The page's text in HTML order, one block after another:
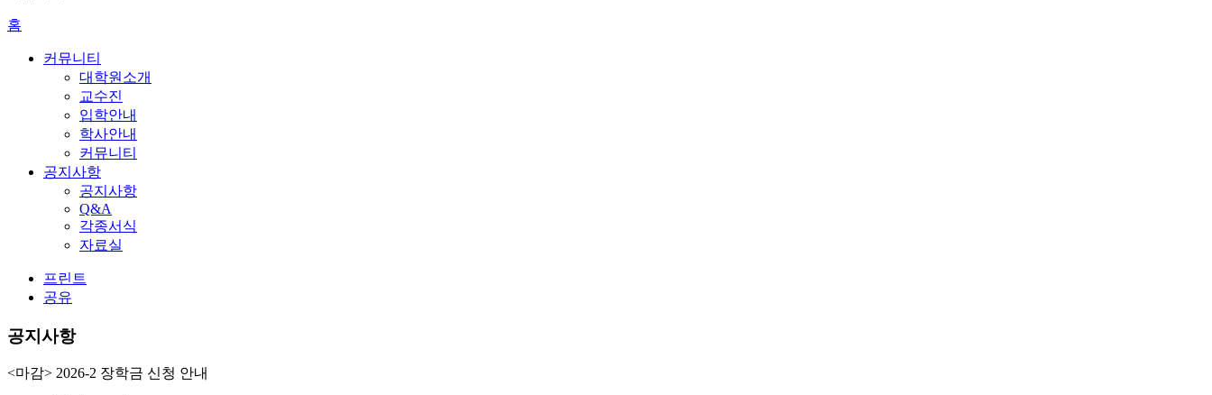
홈
커뮤니티
대학원소개
교수진
입학안내
학사안내
커뮤니티
공지사항
공지사항
Q&A
각종서식
자료실
프린트
공유
공지사항
<마감> 2026-2 장학금 신청 안내